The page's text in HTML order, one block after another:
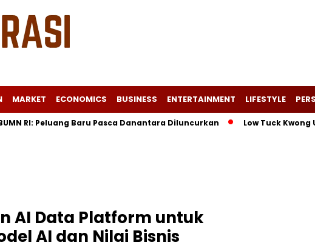
MARKET ECONOMICS BUSINESS ENTERTAINMENT LIFESTYLE
Peluang Baru Pasca Danantara Diluncurkan Low Tuck Kwong Unggul
AI Data Platform untuk
AI dan Nilai Bisnis